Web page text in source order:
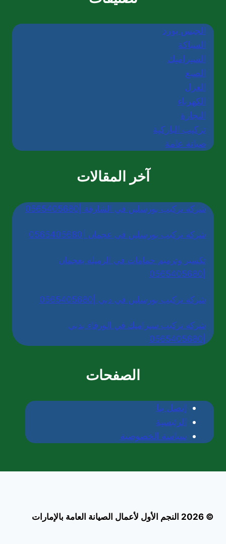
الجبس بورد
السباكة
السيراميك
الصبغ
العزل
الكهرباء
النجارة
تركيب الباركية
صيانة عامة
آخر المقالات
شركة تركيب بورسلين في الشارقة |0565405680
شركة تركيب بورسلين في عجمان |0565405680
تكسير وترميم حمامات في الرميلة بعجمان
شركة تركيب بورسلين في دبي |0565405680
شركة تركيب سيراميك في الورقاء بدبي
الصفحات
إتصل بنا
الرئيسية
سياسة الخصوصية
© 2026 النجم الأول لأعمال الصيانة العامة بالإمارات